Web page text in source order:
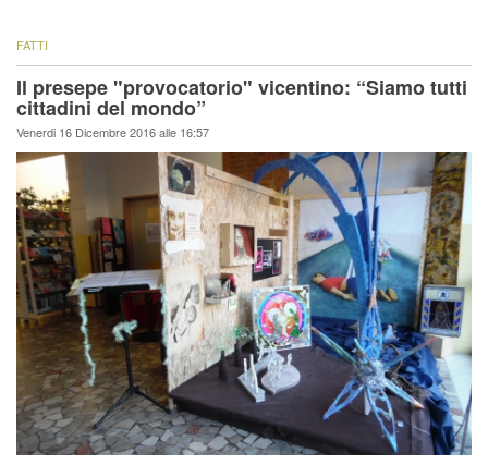
FATTI
Il presepe "provocatorio" vicentino: “Siamo tutti
cittadini del mondo”
Venerdi 16 Dicembre 2016 alle 16:57